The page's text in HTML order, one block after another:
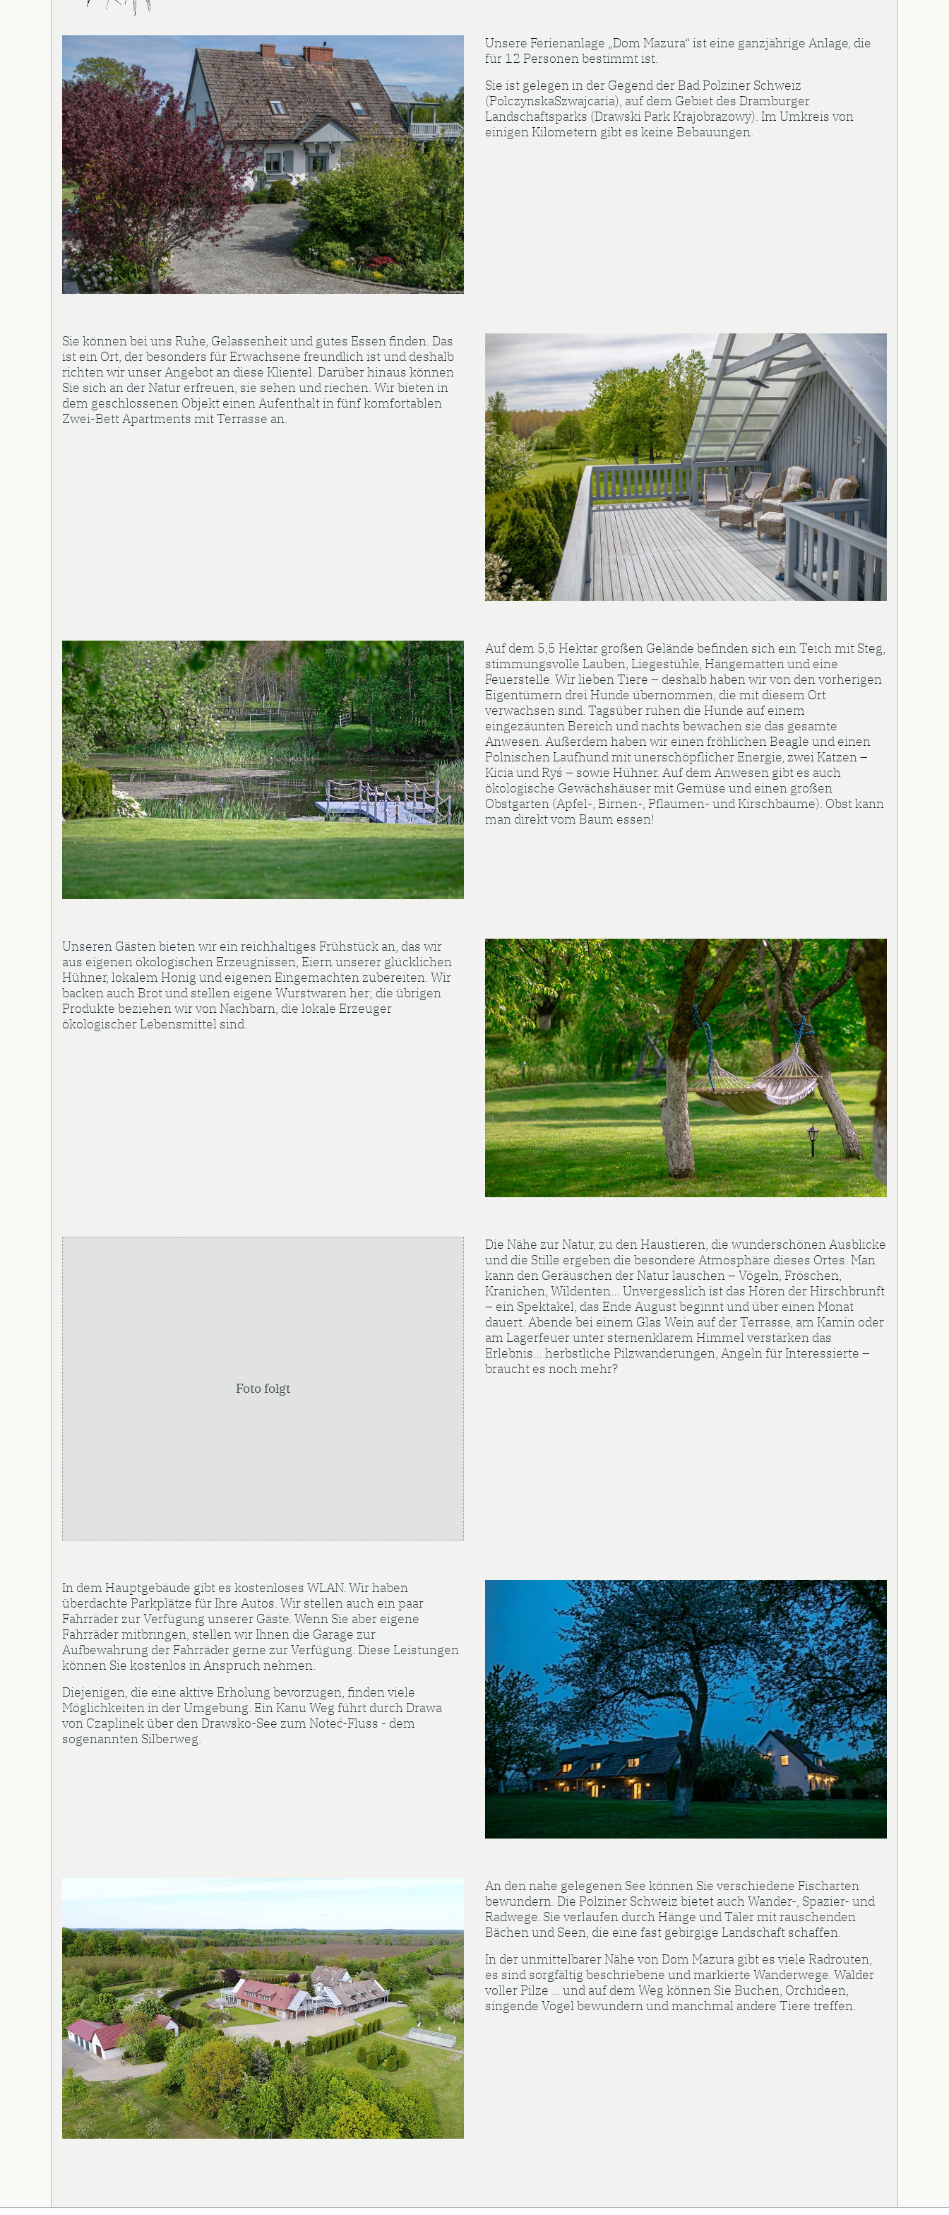
Unsere Ferienanlage „Dom Mazura“ ist eine ganzjährige Anlage, die
für 12 Personen bestimmt ist.
Sie ist gelegen in der Gegend der Bad Polziner Schweiz
(PolczynskaSzwajcaria), auf dem Gebiet des Dramburger
Landschaftsparks (Drawski Park Krajobrazowy). Im Umkreis von
einigen Kilometern gibt es keine Bebauungen.
Sie können bei uns Ruhe, Gelassenheit und gutes Essen finden. Das
ist ein Ort, der besonders für Erwachsene freundlich ist und deshalb
richten wir unser Angebot an diese Klientel. Darüber hinaus können
Sie sich an der Natur erfreuen, sie sehen und riechen. Wir bieten in
dem geschlossenen Objekt einen Aufenthalt in fünf komfortablen
Zwei-Bett Apartments mit Terrasse an.
Auf dem 5,5 Hektar großen Gelände befinden sich ein Teich mit Steg,
stimmungsvolle Lauben, Liegestühle, Hängematten und eine
Feuerstelle. Wir lieben Tiere – deshalb haben wir von den vorherigen
Eigentümern drei Hunde übernommen, die mit diesem Ort
verwachsen sind. Tagsüber ruhen die Hunde auf einem
eingezäunten Bereich und nachts bewachen sie das gesamte
Anwesen. Außerdem haben wir einen fröhlichen Beagle und einen
Polnischen Laufhund mit unerschöpflicher Energie, zwei Katzen –
Kicia und Ryś – sowie Hühner. Auf dem Anwesen gibt es auch
ökologische Gewächshäuser mit Gemüse und einen großen
Obstgarten (Apfel-, Birnen-, Pflaumen- und Kirschbäume). Obst kann
man direkt vom Baum essen!
Unseren Gästen bieten wir ein reichhaltiges Frühstück an, das wir
aus eigenen ökologischen Erzeugnissen, Eiern unserer glücklichen
Hühner, lokalem Honig und eigenen Eingemachten zubereiten. Wir
backen auch Brot und stellen eigene Wurstwaren her; die übrigen
Produkte beziehen wir von Nachbarn, die lokale Erzeuger
ökologischer Lebensmittel sind.
Foto folgt
Die Nähe zur Natur, zu den Haustieren, die wunderschönen Ausblicke
und die Stille ergeben die besondere Atmosphäre dieses Ortes. Man
kann den Geräuschen der Natur lauschen – Vögeln, Fröschen,
Kranichen, Wildenten… Unvergesslich ist das Hören der Hirschbrunft
– ein Spektakel, das Ende August beginnt und über einen Monat
dauert. Abende bei einem Glas Wein auf der Terrasse, am Kamin oder
am Lagerfeuer unter sternenklarem Himmel verstärken das
Erlebnis… herbstliche Pilzwanderungen, Angeln für Interessierte –
braucht es noch mehr?
In dem Hauptgebäude gibt es kostenloses WLAN. Wir haben
überdachte Parkplätze für Ihre Autos. Wir stellen auch ein paar
Fahrräder zur Verfügung unserer Gäste. Wenn Sie aber eigene
Fahrräder mitbringen, stellen wir Ihnen die Garage zur
Aufbewahrung der Fahrräder gerne zur Verfügung. Diese Leistungen
können Sie kostenlos in Anspruch nehmen.
Diejenigen, die eine aktive Erholung bevorzugen, finden viele
Möglichkeiten in der Umgebung. Ein Kanu Weg führt durch Drawa
von Czaplinek über den Drawsko-See zum Noteć-Fluss - dem
sogenannten Silberweg.
An den nahe gelegenen See können Sie verschiedene Fischarten
bewundern. Die Polziner Schweiz bietet auch Wander-, Spazier- und
Radwege. Sie verlaufen durch Hänge und Täler mit rauschenden
Bächen und Seen, die eine fast gebirgige Landschaft schaffen.
In der unmittelbarer Nähe von Dom Mazura gibt es viele Radrouten,
es sind sorgfältig beschriebene und markierte Wanderwege. Wälder
voller Pilze ... und auf dem Weg können Sie Buchen, Orchideen,
singende Vögel bewundern und manchmal andere Tiere treffen.